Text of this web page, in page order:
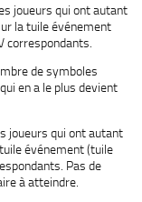
joueurs qui ont autant
la tuile événement
correspondants.
de symboles
en a le plus devient
joueurs qui ont autant
événement (tuile
Pas de
à atteindre.